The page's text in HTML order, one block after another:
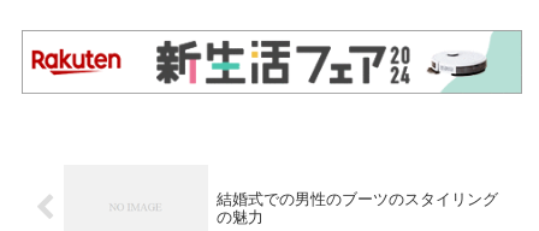
結婚式での男性のブーツのスタイリング
の魅力